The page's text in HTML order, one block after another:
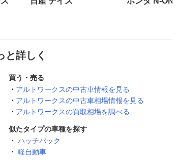
と詳しく
買う・売る
アルトワークスの中古車情報を見る
アルトワークスの中古車相場情報を見る
アルトワークスの買取相場を調べる
似たタイプの車種を探す
ハッチバック
軽自動車